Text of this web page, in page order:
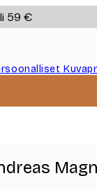
59 €
Juliste